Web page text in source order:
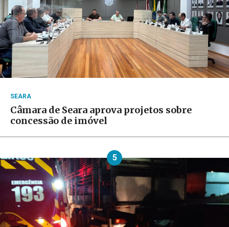
SEARA
Câmara de Seara aprova projetos sobre
concessão de imóvel
5